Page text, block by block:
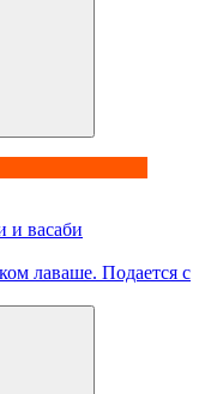
и васаби
лаваше. Подается с